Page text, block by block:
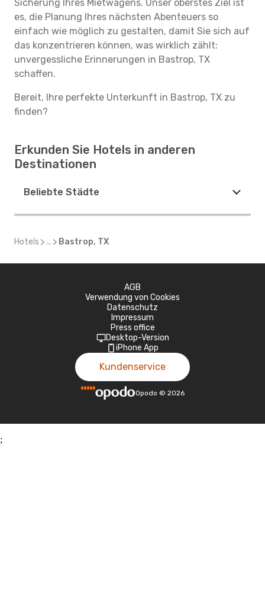
Sicherung Ihres Mietwagens. Unser oberstes Ziel ist
es, die Planung Ihres nächsten Abenteuers so
einfach wie möglich zu gestalten, damit Sie sich auf
das konzentrieren können, was wirklich zählt:
unvergessliche Erinnerungen in Bastrop, TX
schaffen.
Bereit, Ihre perfekte Unterkunft in Bastrop, TX zu
finden?
Erkunden Sie Hotels in anderen
Destinationen
Beliebte Städte
Hotels ... Bastrop, TX
AGB
Verwendung von Cookies
Datenschutz
Impressum
Press office
Desktop-Version
iPhone App
Kundenservice
Opodo © 2026
;